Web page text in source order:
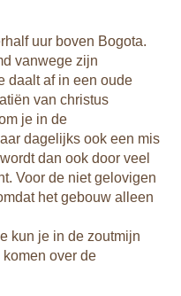
uur boven Bogota.
vanwege zijn
daalt af in een oude
van christus
je in de
dagelijks ook een mis
dan ook door veel
Voor de niet gelovigen
het gebouw alleen
kun je in de zoutmijn
over de